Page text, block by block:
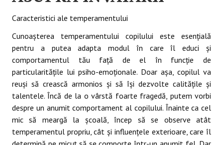
Caracteristici ale temperamentului
Cunoaşterea temperamentului copilului este esenţială
pentru a putea adapta modul în care îl educi şi
comportamentul tău faţă de el în funcţie de
particularităţile lui psiho-emoţionale. Doar aşa, copilul va
reuşi să crească armonios şi să îşi dezvolte calităţile şi
talentele. Încă de la o vârstă foarte fragedă, putem vorbi
despre un anumit comportament al copilului. Înainte ca cel
mic să meargă la şcoală, încep să se observe atât
temperamentul propriu, cât şi influenţele exterioare, care îl